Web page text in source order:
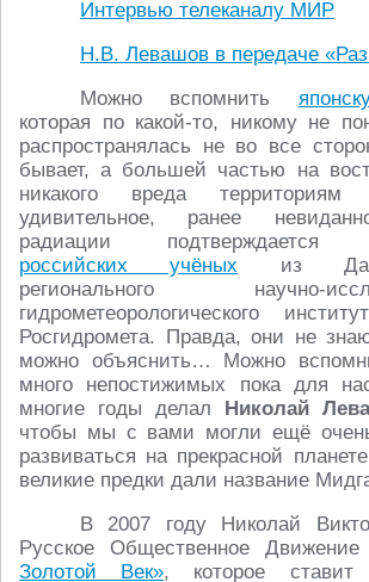
Интервью телеканалу МИР
Н.В. Левашов в передаче
Можно вспомнить
которая по какой-то, никому не
распространялась не во все
бывает, а большей частью на
никакого вреда
удивительное, ранее
радиации подтверждается
российских учёных из
регионального научно-
гидрометеорологического
Росгидромета. Правда, они не
можно объяснить… Можно
много непостижимых пока для
многие годы делал Николай
чтобы мы с вами могли ещё
развиваться на прекрасной
великие предки дали название
В 2007 году Николай
Русское Общественное Движение
Золотой Век», которое